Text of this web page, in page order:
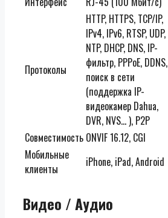
Протоколы
HTTP, HTTPS, TCP/IP,
IPv4, IPv6, RTSP, UDP,
NTP, DHCP, DNS, IP-
фильтр, PPPoE, DDNS,
поиск в сети
(поддержка IP-
видеокамер Dahua,
DVR, NVS… ), P2P
Совместимость ONVIF 16.12, CGI
Мобильные
клиенты
iPhone, iPad, Android
Видео / Аудио